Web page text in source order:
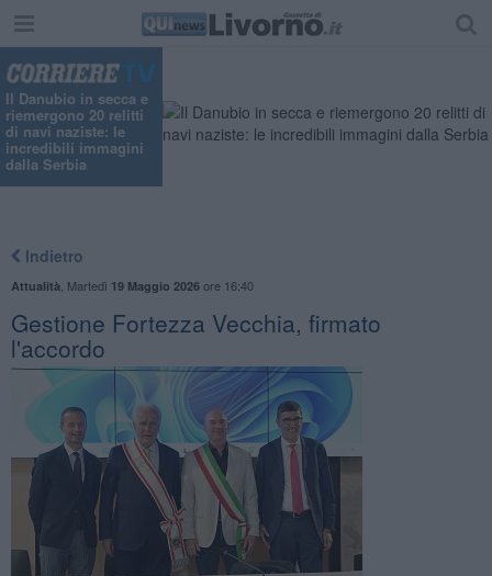
Il Danubio in secca e
riemergono 20 relitti
di navi naziste: le
incredibili immagini
dalla Serbia
Indietro
Attualità Martedì 19 Maggio 2026ore 16:40
Gestione Fortezza Vecchia, firmato
l'accordo